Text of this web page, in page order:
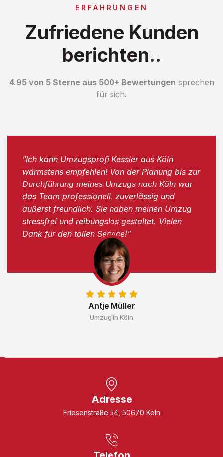
ERFAHRUNGEN
Zufriedene Kunden
berichten..
4.95 von 5 Sterne aus 500+ Bewertungen sprechen
für sich.
Antje Müller
Umzug in Köln
"Ich kann Umzugsprofi Kessler aus Köln
wärmstens empfehlen! Von der Planung bis zur
Durchführung meines Umzugs nach Köln war
das Team professionell, zuverlässig und
äußerst freundlich. Sie haben meinen Umzug
stressfrei und reibungslos gestaltet. Vielen
Dank für den tollen Service!"
Adresse
Friesenstraße 54, 50670 Köln